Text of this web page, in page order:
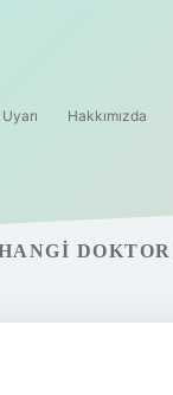
Hakkımızda
DOKTOR